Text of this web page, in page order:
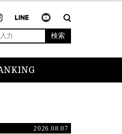
検索
2026.08.07